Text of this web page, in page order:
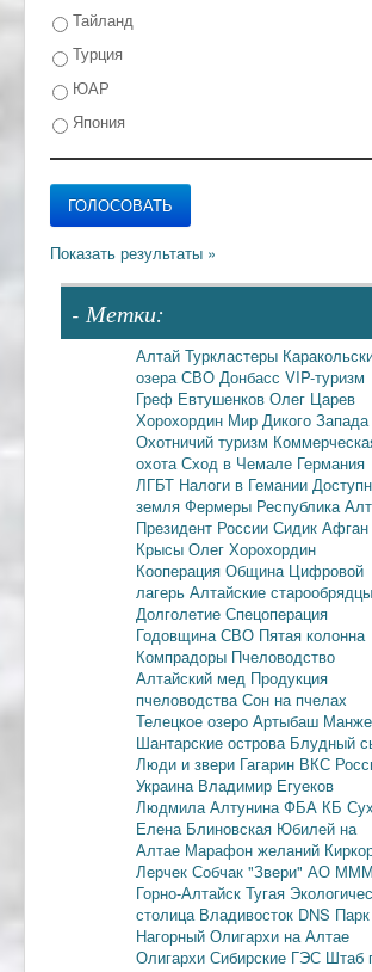
Тайланд
Турция
ЮАР
Япония
- Метки:
Алтай Туркластеры
озера СВО Донбасс VIP-туризм
Греф Евтушенков Олег Царев
Хорохордин Мир Дикого Запада
Охотничий туризм
охота Сход в Чемале Германия
ЛГБТ Налоги в Гемании
земля Фермеры Республика
Президент России Сидик Афган
Крысы Олег Хорохордин
Кооперация Община Цифровой
лагерь Алтайские старообрядцы
Долголетие Спецоперация
Годовщина СВО Пятая колонна
Компрадоры Пчеловодство
Алтайский мед Продукция
пчеловодства Сон на пчелах
Телецкое озеро Артыбаш
Шантарские острова Блудный
Люди и звери Гагарин ВКС
Украина Владимир Егуеков
Людмила Алтунина ФБА КБ
Елена Блиновская Юбилей на
Алтае Марафон желаний
Лерчек Собчак "Звери" АО МММ
Горно-Алтайск Тугая
столица Владивосток DNS Парк
Нагорный Олигархи на Алтае
Олигархи Сибирские ГЭС Штаб